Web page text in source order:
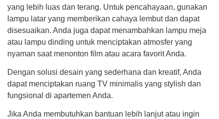
yang lebih luas dan terang. Untuk pencahayaan, gunakan
lampu latar yang memberikan cahaya lembut dan dapat
disesuaikan. Anda juga dapat menambahkan lampu meja
atau lampu dinding untuk menciptakan atmosfer yang
nyaman saat menonton film atau acara favorit Anda.
Dengan solusi desain yang sederhana dan kreatif, Anda
dapat menciptakan ruang TV minimalis yang stylish dan
fungsional di apartemen Anda.
Jika Anda membutuhkan bantuan lebih lanjut atau ingin